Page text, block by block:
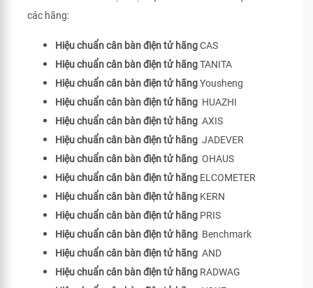
các hãng:
Hiệu chuẩn cân bàn điện tử hãngCAS
Hiệu chuẩn cân bàn điện tử hãngTANITA
Hiệu chuẩn cân bàn điện tử hãngYousheng
Hiệu chuẩn cân bàn điện tử hãng HUAZHI
Hiệu chuẩn cân bàn điện tử hãng AXIS
Hiệu chuẩn cân bàn điện tử hãng JADEVER
Hiệu chuẩn cân bàn điện tử hãng OHAUS
Hiệu chuẩn cân bàn điện tử hãng ELCOMETER
Hiệu chuẩn cân bàn điện tử hãng KERN
Hiệu chuẩn cân bàn điện tử hãng PRIS
Hiệu chuẩn cân bàn điện tử hãng Benchmark
Hiệu chuẩn cân bàn điện tử hãng AND
Hiệu chuẩn cân bàn điện tử hãng RADWAG